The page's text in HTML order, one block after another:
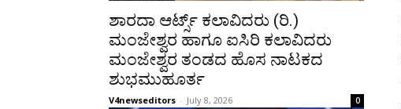
ಶಾರದಾ ಆರ್ಟ್ಸ್ ಕಲಾವಿದರು (ರಿ.)
ಮಂಜೇಶ್ವರ ಹಾಗೂ ಐಸಿರಿ ಕಲಾವಿದರು
ಮಂಜೇಶ್ವರ ತಂಡದ ಹೊಸ ನಾಟಕದ
ಶುಭಮುಹೂರ್ತ
V4newseditors - July 8, 2026 0